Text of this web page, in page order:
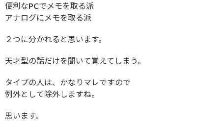
便利なPCでメモを取る派
アナログにメモを取る派
２つに分かれると思います。
天才型の話だけを聞いて覚えてしまう。
タイプの人は、かなりマレですので
例外として除外しますね。
思います。